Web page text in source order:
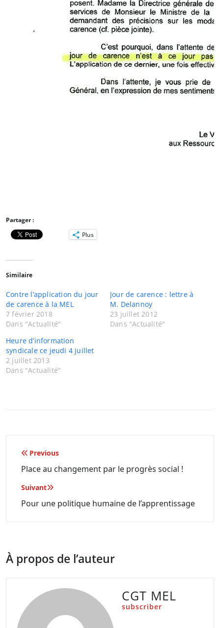
Partager :
Plus
Similaire
Contre l’application du jour
de carence à la MEL
7 février 2018
Dans "Actualité"
Jour de carence : lettre à
M. Delannoy
23 juillet 2012
Dans "Actualité"
Heure d’information
syndicale ce jeudi 4 juillet
2 juillet 2013
Dans "Actualité"
Navigation
de
l’article
Previous
Place au changement par le progrès social !
Suivant
Pour une politique humaine de l’apprentissage
À propos de l’auteur
CGT MEL
subscriber